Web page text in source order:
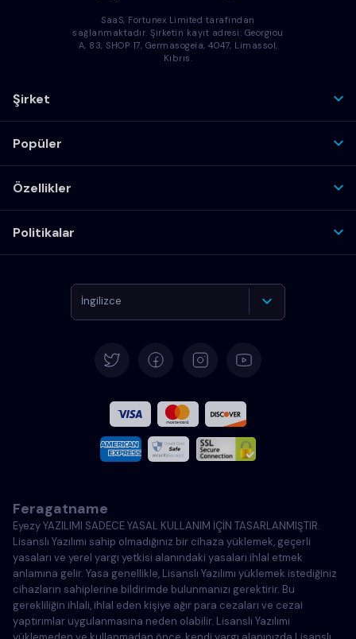
SaaS, Fortunex Limited tarafından
sağlanmaktadır. Şirketin kayıt adresi: Georgiou
A, 83, SHOP 17, Germasogeia, 4047, Limassol,
Kıbrıs.
Şirket
Popüler
Özellikler
Politikalar
İngilizce
Fransızca
İtalyanca
Portekizce
Türkçe
Polonya
Feragatname
Eyezy YAZILIMI SADECE YASAL KULLANIM İÇİN TASARLANMIŞTIR.
Lisanslı Yazılımı sahip olmadığınız bir cihaza yüklemek, geçerli
yasaları ve yerel yargı yetkisi alanındaki yasaları ihlal etmek
anlamına gelir. Yasa genellikle, Lisanslı Yazılımı yüklemek istediğiniz
cihazların sahiplerine bildirimde bulunmanızı gerektirir. Bu
gerekliliğin ihlali, ihlal eden kişiye ağır para cezaları ve cezai
yaptırımlar uygulanmasına neden olabilir. Lisanslı Yazılımı